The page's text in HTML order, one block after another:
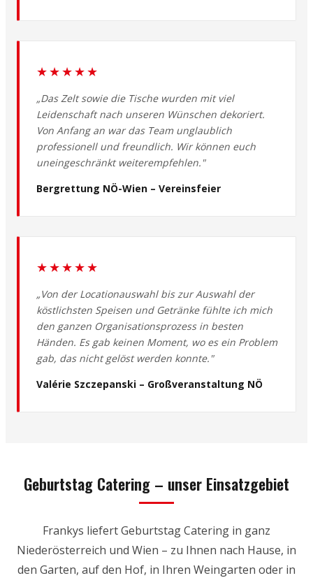
★★★★★
„Das Zelt sowie die Tische wurden mit viel
Leidenschaft nach unseren Wünschen dekoriert.
Von Anfang an war das Team unglaublich
professionell und freundlich. Wir können euch
uneingeschränkt weiterempfehlen."
Bergrettung NÖ-Wien – Vereinsfeier
★★★★★
„Von der Locationauswahl bis zur Auswahl der
köstlichsten Speisen und Getränke fühlte ich mich
den ganzen Organisationsprozess in besten
Händen. Es gab keinen Moment, wo es ein Problem
gab, das nicht gelöst werden konnte."
Valérie Szczepanski – Großveranstaltung NÖ
Geburtstag Catering – unser Einsatzgebiet
Frankys liefert Geburtstag Catering in ganz
Niederösterreich und Wien – zu Ihnen nach Hause, in
den Garten, auf den Hof, in Ihren Weingarten oder in